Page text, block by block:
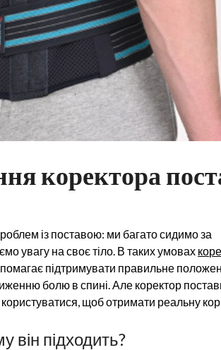
коректора
із поставою: ми багато сидимо за
увагу на своє тіло. В таких умовах
підтримувати правильне
болю в спині. Але коректор
щоб отримати реальну
він підходить?